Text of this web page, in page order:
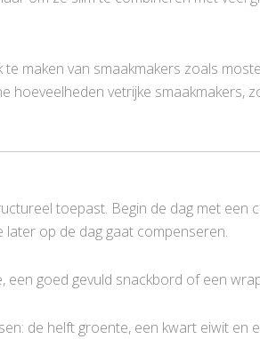
maken van smaakmakers zoals
vetrijke smaakmakers,
toepast. Begin de dag met
op de dag gaat compenseren.
een goed gevuld snackbord of een
de helft groente, een kwart eiwit